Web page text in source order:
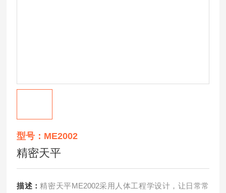
型号：ME2002
精密天平
描述： 精密天平ME2002采用人体工程学设计，让日常常